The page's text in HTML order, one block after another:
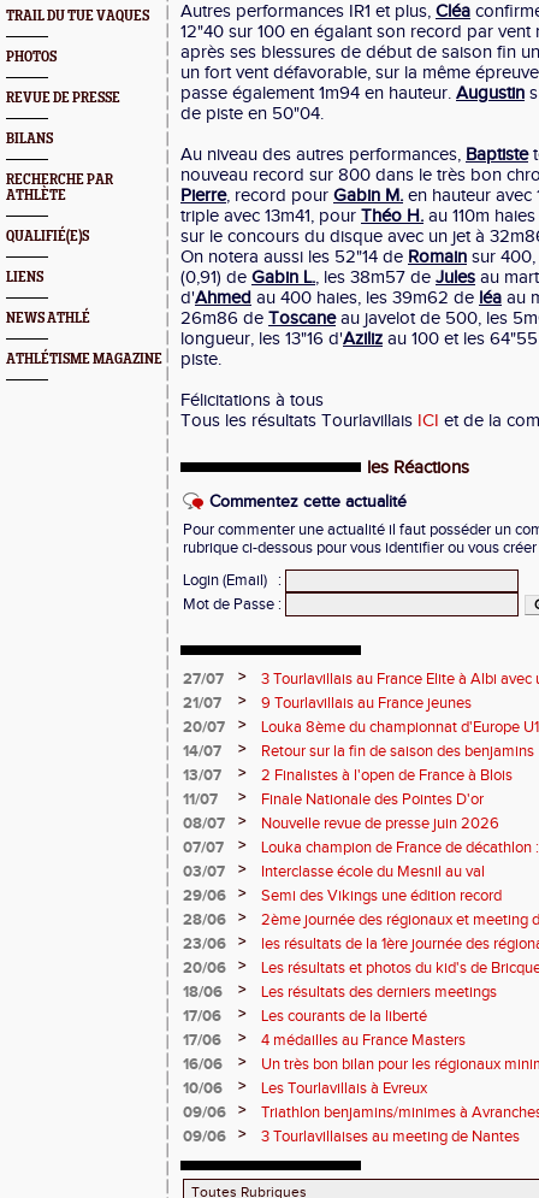
TRAIL DU TUE VAQUES
PHOTOS
REVUE DE PRESSE
BILANS
RECHERCHE PAR
ATHLÈTE
QUALIFIÉ(E)S
LIENS
NEWS ATHLÉ
ATHLÉTISME MAGAZINE
Autres performances IR1 et plus, Cléa
12"40 sur 100 en égalant son record par vent
après ses blessures de début de saison fin
un fort vent défavorable, sur la même
passe également 1m94 en hauteur. Augustin
de piste en 50"04.
Au niveau des autres performances, Baptiste
nouveau record sur 800 dans le très bon
Pierre, record pour Gabin M. en hauteur
triple avec 13m41, pour Théo H. au 110m
sur le concours du disque avec un jet à
On notera aussi les 52"14 de Romain sur 400,
(0,91) de Gabin L., les 38m57 de Jules au
d'Ahmed au 400 haies, les 39m62 de léa au
26m86 de Toscaneau javelot de 500, les
longueur, les 13"16 d'Aziliz au 100 et les
piste.
Félicitations à tous
Tous les résultats Tourlavillais ICI et de la
les Réactions
Commentez cette actualité
Pour commenter une actualité il faut posséder un
rubrique ci-dessous pour vous identifier ou vous
Login (Email)
:
Mot de Passe :
27/07 >
3 Tourlavillais au France Elite à Albi
Juliette
21/07 >
9 Tourlavillais au France jeunes
20/07
>
Louka 8ème du championnat d'Europe
14/07
>
Retour sur la fin de saison des benjamins
13/07
>
2 Finalistes à l'open de France à Blois
11/07
>
Finale Nationale des Pointes D'or
08/07
>
Nouvelle revue de presse juin 2026
07/07
>
Louka champion de France de décathlon
points !
03/07 >
Interclasse école du Mesnil au val
29/06
>
Semi des Vikings une édition record
28/06
>
2ème journée des régionaux et meeting
23/06
>
les résultats de la 1ère journée des
2 titres
20/06 >
Les résultats et photos du kid's de
18/06
>
Les résultats des derniers meetings
17/06
>
Les courants de la liberté
17/06
>
4 médailles au France Masters
16/06
>
Un très bon bilan pour les régionaux
10/06
>
Les Tourlavillais à Evreux
09/06
>
Triathlon benjamins/minimes à
09/06
> 3 Tourlavillaises au meeting de Nantes